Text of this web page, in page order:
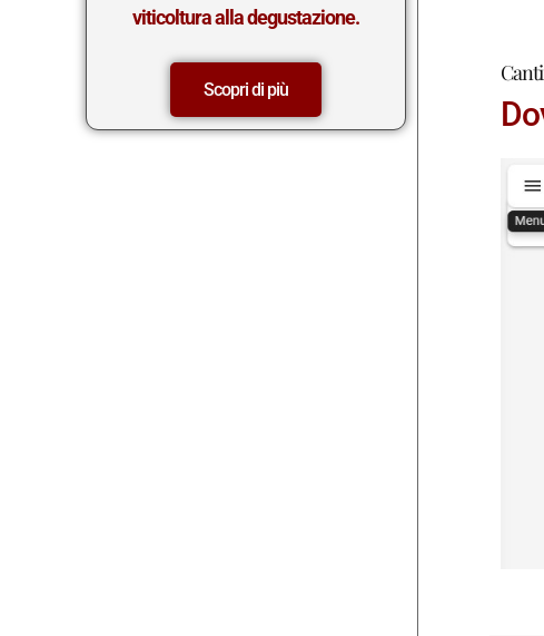
viticoltura alla degustazione.
Scopri di più